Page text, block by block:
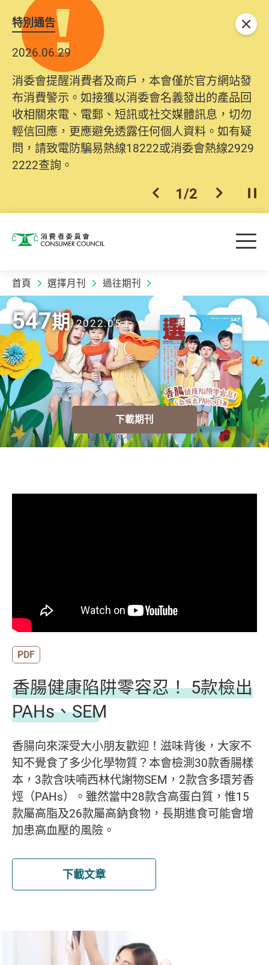
特別通告
2026.06.29
消委會提醒消費者及商戶，本會僅於官方網站發
布消費警示。如接獲以消委會名義發出的產品回
收相關來電、電郵、短訊或社交媒體訊息，切勿
輕信回應，更應避免透露任何個人資料。如有疑
問，請致電防騙易熱線18222或消委會熱線2929
2222查詢。
上一個
1/2 下一個開
關閉
消費者委員會 目
首頁 選擇月刊 過往期刊
2022.05 | 547 期
547期 2022.05
下載期刊
PDF
香腸健康陷阱零容忍！ 5款檢出
PAHs、SEM
香腸向來深受大小朋友歡迎！滋味背後，大家不
知不覺食了多少化學物質？本會檢測30款香腸樣
本，3款含呋喃西林代謝物SEM，2款含多環芳香
烴（PAHs）。雖然當中28款含高蛋白質，惟15
款屬高脂及26款屬高鈉食物，長期進食可能會增
加患高血壓的風險。
下載文章